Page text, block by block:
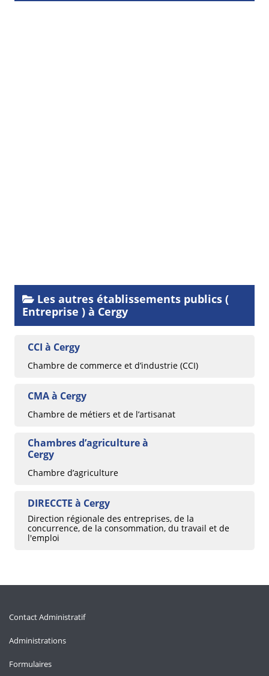
Les autres établissements publics (
Entreprise ) à Cergy
CCI à Cergy
Chambre de commerce et d’industrie (CCI)
CMA à Cergy
Chambre de métiers et de l’artisanat
Chambres d’agriculture à
Cergy
Chambre d’agriculture
DIRECCTE à Cergy
Direction régionale des entreprises, de la
concurrence, de la consommation, du travail et de
l'emploi
Contact Administratif
Administrations
Formulaires